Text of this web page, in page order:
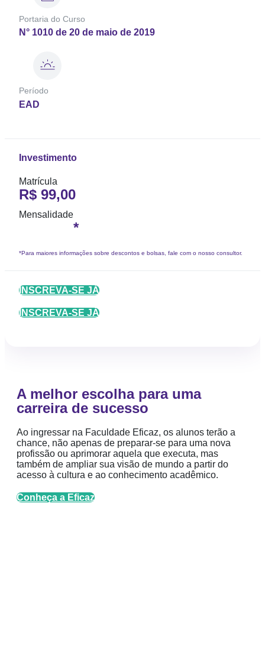
Portaria do Curso
N° 1010 de 20 de maio de 2019
Período
EAD
Investimento
Matrícula
R$ 99,00
Mensalidade
*
*Para maiores informações sobre descontos e bolsas, fale com o nosso consultor.
INSCREVA-SE JÁ
INSCREVA-SE JÁ
A melhor escolha para uma
carreira de sucesso
Ao ingressar na Faculdade Eficaz, os alunos terão a
chance, não apenas de preparar-se para uma nova
profissão ou aprimorar aquela que executa, mas
também de ampliar sua visão de mundo a partir do
acesso à cultura e ao conhecimento acadêmico.
Conheça a Eficaz